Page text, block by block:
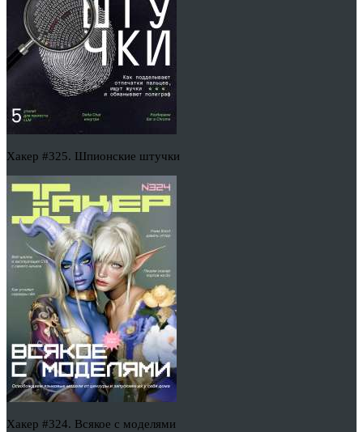
Хакер #325. Шпионские штучки
Хакер #324. Всякое с моделями